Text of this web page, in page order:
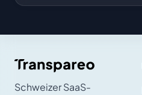
Schweizer SaaS-